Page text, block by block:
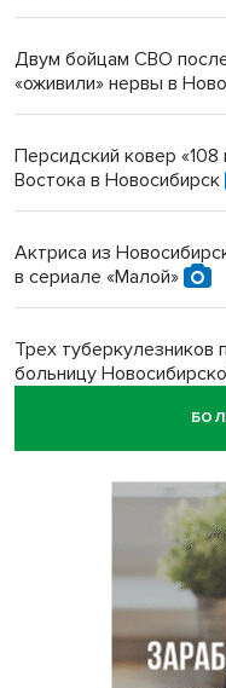
Двум бойцам СВО
«оживили» нервы в
Персидский ковер
Востока в Новосибирск
Актриса из
в сериале «Малой»
Трех туберкулезников
больницу